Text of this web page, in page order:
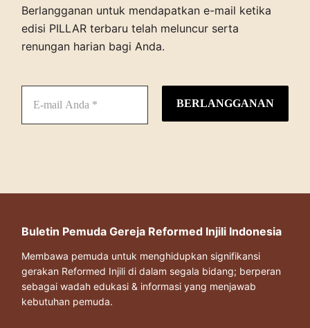
Berlangganan untuk mendapatkan e-mail ketika
edisi PILLAR terbaru telah meluncur serta
renungan harian bagi Anda.
Buletin Pemuda Gereja Reformed Injili Indonesia
Membawa pemuda untuk menghidupkan signifikansi
gerakan Reformed Injili di dalam segala bidang; berperan
sebagai wadah edukasi & informasi yang menjawab
kebutuhan pemuda.